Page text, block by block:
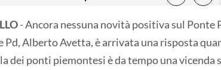
- Ancora nessuna novità positiva sul
Pd, Alberto Avetta, è arrivata una risposta
dei ponti piemontesi è da tempo una vicenda